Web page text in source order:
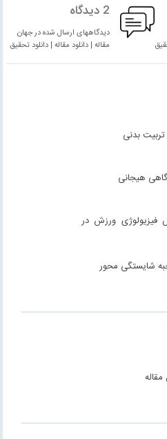
2 دیدگاه
دیدگاههای ارسال شده در جهان
مقاله | دانلود مقاله | دانلود تحقیق
تربیت بدنی
هیجانی
فیزیولوژی ورزش در
شایستگی محور